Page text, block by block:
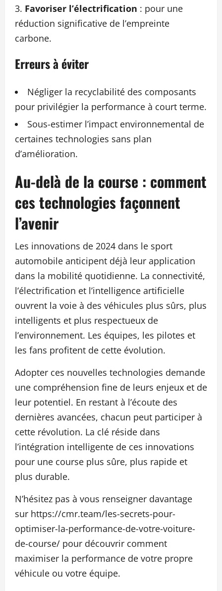
Favoriser l’électrification : pour une
réduction significative de l’empreinte
carbone.
Erreurs à éviter
Négliger la recyclabilité des composants
pour privilégier la performance à court terme.
Sous-estimer l’impact environnemental de
certaines technologies sans plan
d’amélioration.
Au-delà de la course : comment
ces technologies façonnent
l’avenir
Les innovations de 2024 dans le sport
automobile anticipent déjà leur application
dans la mobilité quotidienne. La connectivité,
l’électrification et l’intelligence artificielle
ouvrent la voie à des véhicules plus sûrs, plus
intelligents et plus respectueux de
l’environnement. Les équipes, les pilotes et
les fans profitent de cette évolution.
Adopter ces nouvelles technologies demande
une compréhension fine de leurs enjeux et de
leur potentiel. En restant à l’écoute des
dernières avancées, chacun peut participer à
cette révolution. La clé réside dans
l’intégration intelligente de ces innovations
pour une course plus sûre, plus rapide et
plus durable.
N’hésitez pas à vous renseigner davantage
sur https://cmr.team/les-secrets-pour-
optimiser-la-performance-de-votre-voiture-
de-course/ pour découvrir comment
maximiser la performance de votre propre
véhicule ou votre équipe.